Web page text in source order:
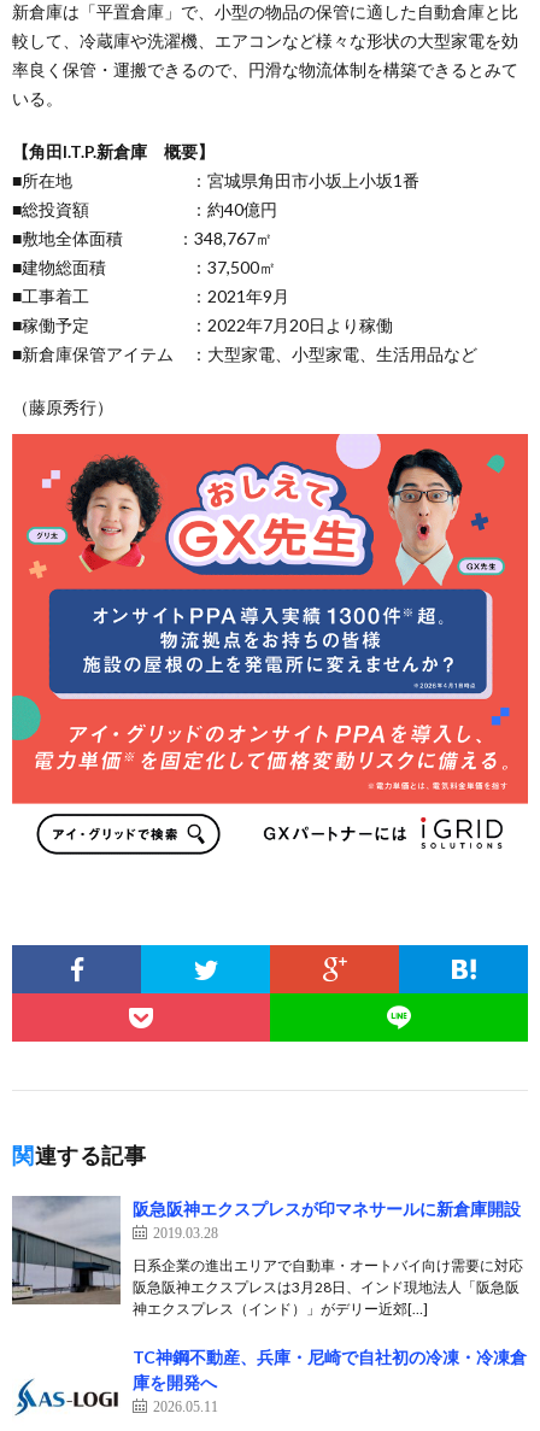
新倉庫は「平置倉庫」で、小型の物品の保管に適した自動倉庫と比
較して、冷蔵庫や洗濯機、エアコンなど様々な形状の大型家電を効
率良く保管・運搬できるので、円滑な物流体制を構築できるとみて
いる。
【角田I.T.P.新倉庫 概要】
■所在地 ：宮城県角田市小坂上小坂1番
■総投資額 ：約40億円
■敷地全体面積 ：348,767㎡
■建物総面積 ：37,500㎡
■工事着工 ：2021年9月
■稼働予定 ：2022年7月20日より稼働
■新倉庫保管アイテム ：大型家電、小型家電、生活用品など
（藤原秀行）
関連する記事
阪急阪神エクスプレスが印マネサールに新倉庫開設
2019.03.28
日系企業の進出エリアで自動車・オートバイ向け需要に対応
阪急阪神エクスプレスは3月28日、インド現地法人「阪急阪
神エクスプレス（インド）」がデリー近郊[…]
TC神鋼不動産、兵庫・尼崎で自社初の冷凍・冷凍倉
庫を開発へ
2026.05.11